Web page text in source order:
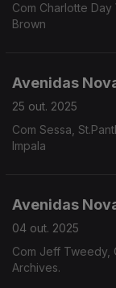
Com Charlotte Day Wilson, Whitney, Romy, Rosalia e Danny
Brown
Avenidas
25 out. 2025
Com Sessa,
Impala
Avenidas
04 out. 2025
Com Jeff Tweedy,
Archives.